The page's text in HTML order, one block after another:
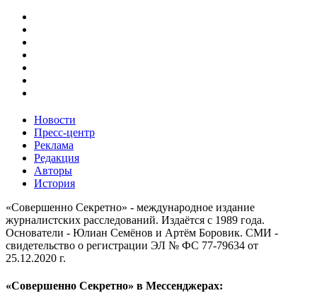
Новости
Пресс-центр
Реклама
Редакция
Авторы
История
«Совершенно Секретно» - международное издание
журналистских расследований. Издаётся с 1989 года.
Основатели - Юлиан Семёнов и Артём Боровик. CМИ -
свидетельство о регистрации ЭЛ № ФС 77-79634 от
25.12.2020 г.
«Совершенно Секретно» в Мессенджерах: